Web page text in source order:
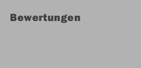
Bewertungen